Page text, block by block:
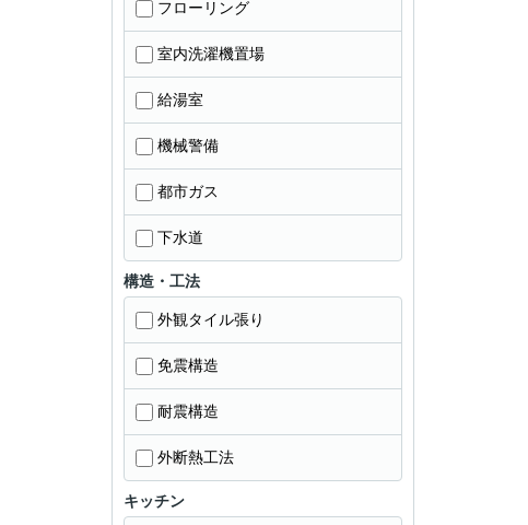
フローリング
室内洗濯機置場
給湯室
機械警備
都市ガス
下水道
構造・工法
外観タイル張り
免震構造
耐震構造
外断熱工法
キッチン